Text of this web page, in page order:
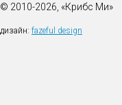
© 2010-2026, «Крибс Ми»
дизайн: fazeful design